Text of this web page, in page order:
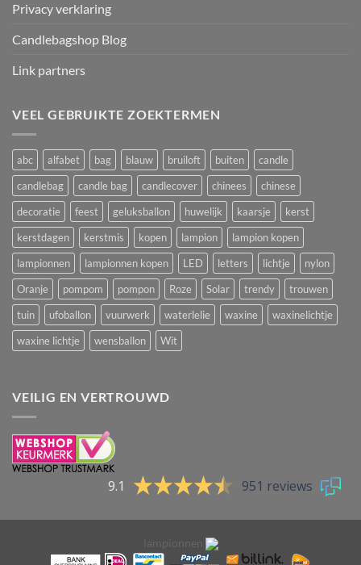
Privacy verklaring
Candlebagshop Blog
Link partners
VEEL GEBRUIKTE ZOEKTERMEN
abc alfabet bag blauw bruiloft buiten
candle
candlebag
candle bag candlecover chinees
chinese
decoratie
feest geluksballon huwelijk kaarsje
kerst
kerstdagen
kerstmis kopen lampion
lampion kopen
lampionnen
lampionnen kopen LED letters lichtje
nylon
Oranje
pompom pompon Roze Solar trendy
trouwen
tuin
ufoballon vuurwerk waterlelie waxine
waxinelichtje
waxine lichtje
wensballon Wit
VEILIG EN VERTROUWD
9.1 951 reviews
lampionnen